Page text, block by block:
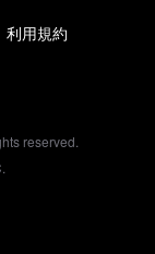
利用規約
reserved.